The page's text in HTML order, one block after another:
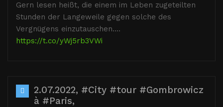
Gern lesen heißt, die einem im Leben zugeteilten
Stunden der Langeweile gegen solche des
Vergnügens einzutauschen.…
https://t.co/yWj5rb3VWi
2.07.2022, #City #tour #Gombrowicz
à #Paris,